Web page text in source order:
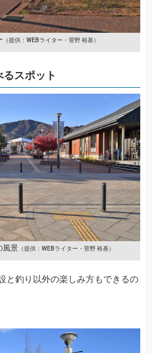
（提供：WEBライター・菅野 裕基）
スポット
風景 （提供：WEBライター・菅野 裕基）
と釣り以外の楽しみ方もできるの